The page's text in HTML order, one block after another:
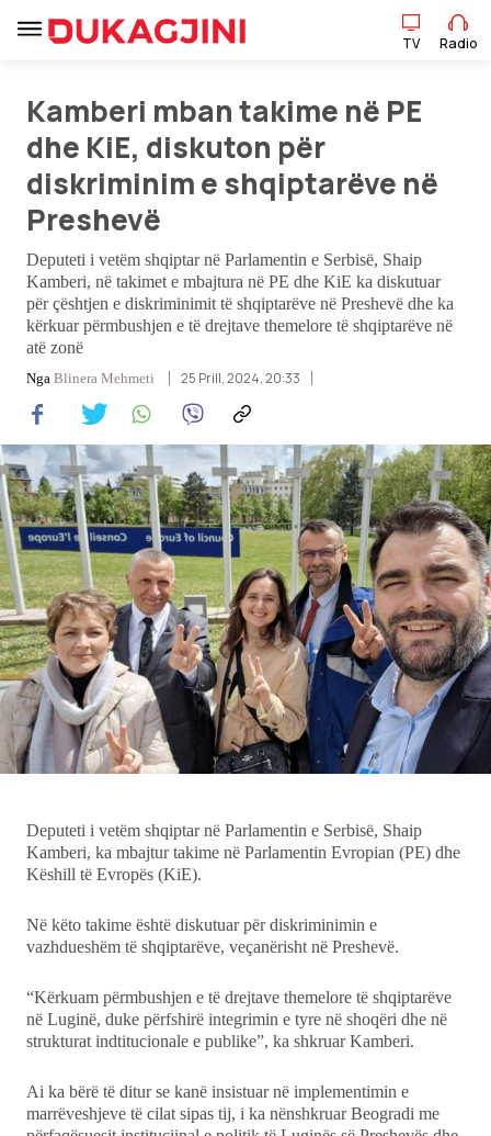
TV Radio
Lajme
Pikëpamje
Art Jete
Kulturë
Showbiz
Ekonomi
Teknologji
Udhëtime
DuVideo
TV Radio
Kamberi mban takime në PE
dhe KiE, diskuton për
diskriminim e shqiptarëve në
Preshevë
Deputeti i vetëm shqiptar në Parlamentin e Serbisë, Shaip
Kamberi, në takimet e mbajtura në PE dhe KiE ka diskutuar
për çështjen e diskriminimit të shqiptarëve në Preshevë dhe ka
kërkuar përmbushjen e të drejtave themelore të shqiptarëve në
atë zonë
Nga Blinera Mehmeti 25 Prill, 2024, 20:33
Deputeti i vetëm shqiptar në Parlamentin e Serbisë, Shaip
Kamberi, ka mbajtur takime në Parlamentin Evropian (PE) dhe
Këshill të Evropës (KiE).
Në këto takime është diskutuar për diskriminimin e
vazhdueshëm të shqiptarëve, veçanërisht në Preshevë.
“Kërkuam përmbushjen e të drejtave themelore të shqiptarëve
në Luginë, duke përfshirë integrimin e tyre në shoqëri dhe në
strukturat indtitucionale e publike”, ka shkruar Kamberi.
Ai ka bërë të ditur se kanë insistuar në implementimin e
marrëveshjeve të cilat sipas tij, i ka nënshkruar Beogradi me